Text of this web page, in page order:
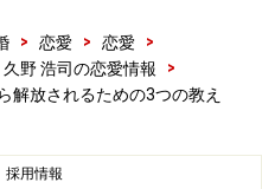
周りの出来事にも、すべ
てみましょう。
はどんなに成功している
> 恋愛 > 恋愛
>
久野 浩司の恋愛情報
>
解放されるための3つの教え
採用情報